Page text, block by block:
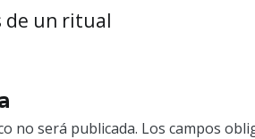
de un ritual
no será publicada. Los campos